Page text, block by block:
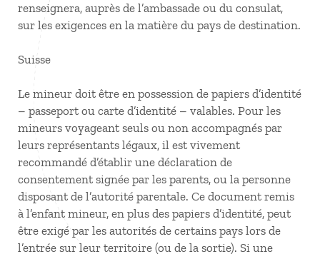
renseignera, auprès de l’ambassade ou du consulat,
sur les exigences en la matière du pays de destination.
Suisse
Le mineur doit être en possession de papiers d’identité
– passeport ou carte d’identité – valables. Pour les
mineurs voyageant seuls ou non accompagnés par
leurs représentants légaux, il est vivement
recommandé d’établir une déclaration de
consentement signée par les parents, ou la personne
disposant de l’autorité parentale. Ce document remis
à l’enfant mineur, en plus des papiers d’identité, peut
être exigé par les autorités de certains pays lors de
l’entrée sur leur territoire (ou de la sortie). Si une